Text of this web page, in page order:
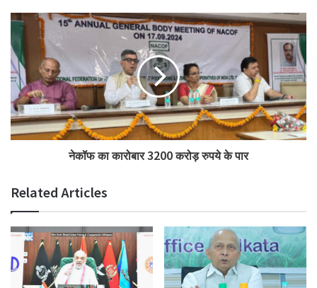
नेकॉफ का कारोबार 3200 करोड़ रुपये के पार
Related Articles